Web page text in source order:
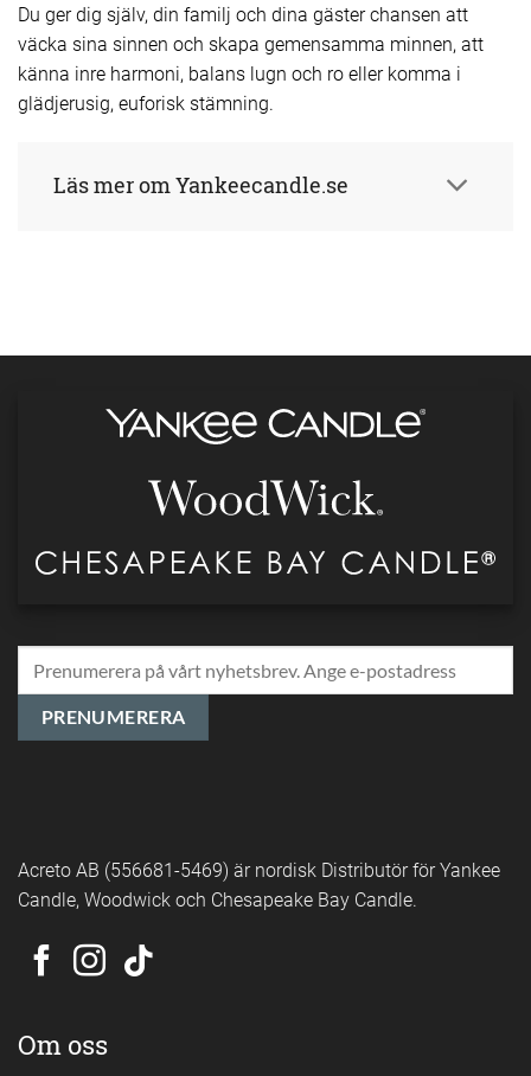
Du ger dig själv, din familj och dina gäster chansen att
väcka sina sinnen och skapa gemensamma minnen, att
känna inre harmoni, balans lugn och ro eller komma i
glädjerusig, euforisk stämning.
Läs mer om Yankeecandle.se
Acreto AB (556681-5469) är nordisk Distributör för Yankee
Candle, Woodwick och Chesapeake Bay Candle.
Om oss